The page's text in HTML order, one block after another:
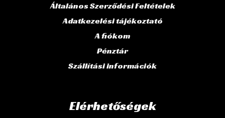
Általános Szerződési Feltételek
Adatkezelési tájékoztató
A fiókom
Pénztár
Szállítási információk
Elérhetőségek